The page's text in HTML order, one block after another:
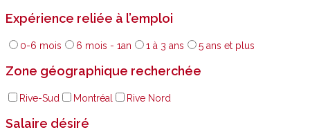
Expérience reliée à l’emploi
0-6 mois 6 mois - 1an 1 à 3 ans 5 ans et plus
Zone géographique recherchée
Rive-Sud Montréal Rive Nord
Salaire désiré